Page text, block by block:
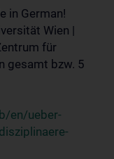
in German!
Wien |
für
gesamt bzw. 5
en/ueber-